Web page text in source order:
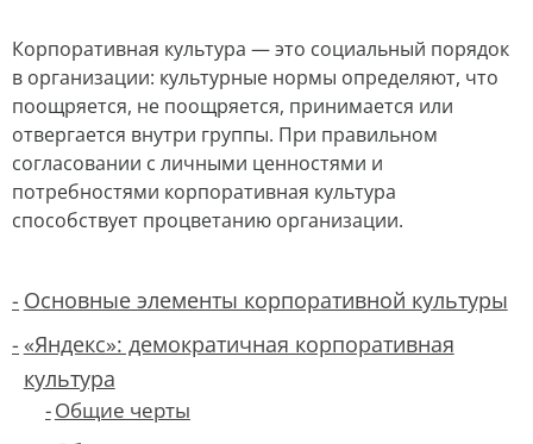
Корпоративная культура — это социальный порядок
в организации: культурные нормы определяют, что
поощряется, не поощряется, принимается или
отвергается внутри группы. При правильном
согласовании с личными ценностями и
потребностями корпоративная культура
способствует процветанию организации.
Основные элементы корпоративной культуры
«Яндекс»: демократичная корпоративная
культура
Общие черты